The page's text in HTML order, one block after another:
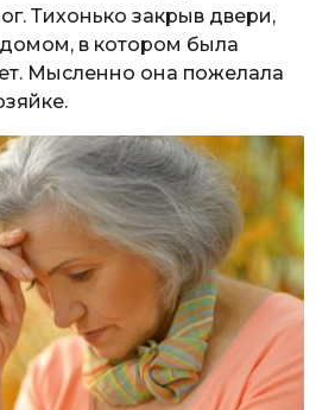
Тихонько закрыв двери,
в котором была
Мысленно она пожелала